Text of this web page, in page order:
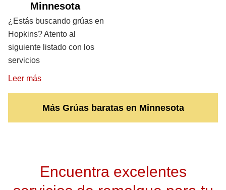
Minnesota
¿Estás buscando grúas en
Hopkins? Atento al
siguiente listado con los
servicios
Leer más
Más Grúas baratas en Minnesota
Encuentra excelentes